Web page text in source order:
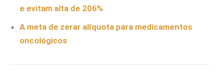
e evitam alta de 206%
A meta de zerar alíquota para medicamentos
oncológicos